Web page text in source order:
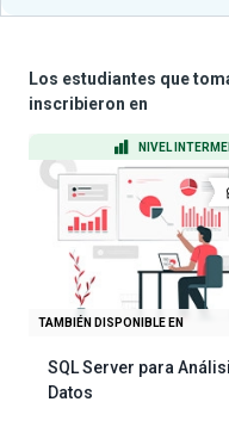
Los estudiantes que
inscribieron en
NIVEL
TAMBIÉN DISPONIBLE EN
SQL Server para
Datos